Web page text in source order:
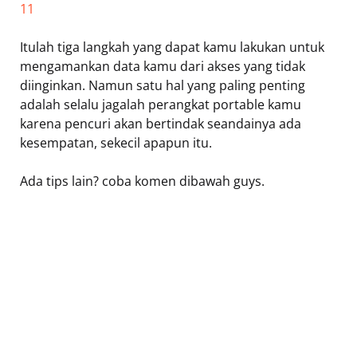
11
Itulah tiga langkah yang dapat kamu lakukan untuk
mengamankan data kamu dari akses yang tidak
diinginkan. Namun satu hal yang paling penting
adalah selalu jagalah perangkat portable kamu
karena pencuri akan bertindak seandainya ada
kesempatan, sekecil apapun itu.
Ada tips lain? coba komen dibawah guys.